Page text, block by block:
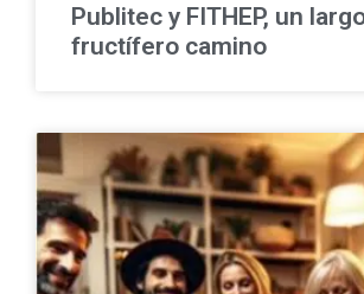
Publitec y FITHEP, un
fructífero camino